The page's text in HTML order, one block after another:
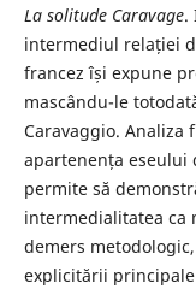
La solitude Caravage.
intermediul relației
francez își expune
mascându-le
Caravaggio. Analiza
apartenența eseului
permite să
intermedialitatea ca
demers
explicitării